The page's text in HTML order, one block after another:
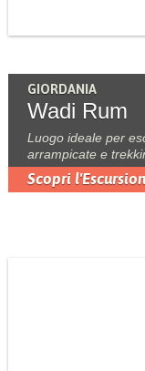
GIORDANIA
Wadi Rum
Luogo ideale per
arrampicate e
Scopri